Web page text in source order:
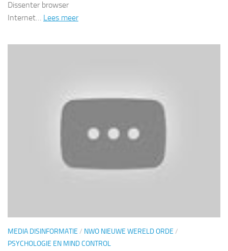
Dissenter browser
Internet… Lees meer
MEDIA DISINFORMATIE / NWO NIEUWE WERELD ORDE /
PSYCHOLOGIE EN MIND CONTROL